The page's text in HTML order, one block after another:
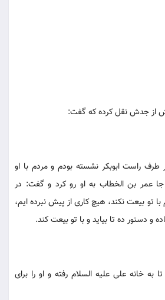
از جدش نقل كرده كه گفت:
راست ابوبكر نشسته بودم و مردم با او
عمر بن الخطاب به او رو كرد و گفت: در
تو بيعت نكند، هيچ كارى از پيش نبرده ايم،
و دستور ده تا بيايد و با تو بيعت كند.
به خانه على عليه السلام رفته و او را براى